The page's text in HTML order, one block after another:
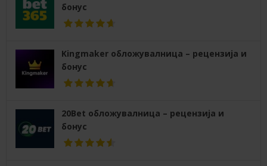
бонус
Kingmaker обложувалница – рецензија и
бонус
20Bet обложувалница – рецензија и
бонус